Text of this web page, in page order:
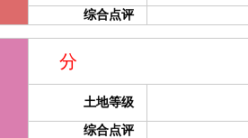
综合点评
分
土地等级
综合点评